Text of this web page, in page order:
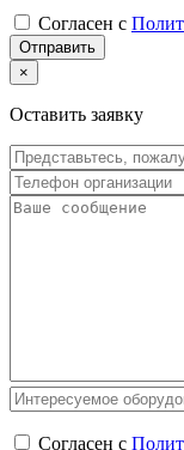
Согласен с
×
Оставить заявку
Согласен с